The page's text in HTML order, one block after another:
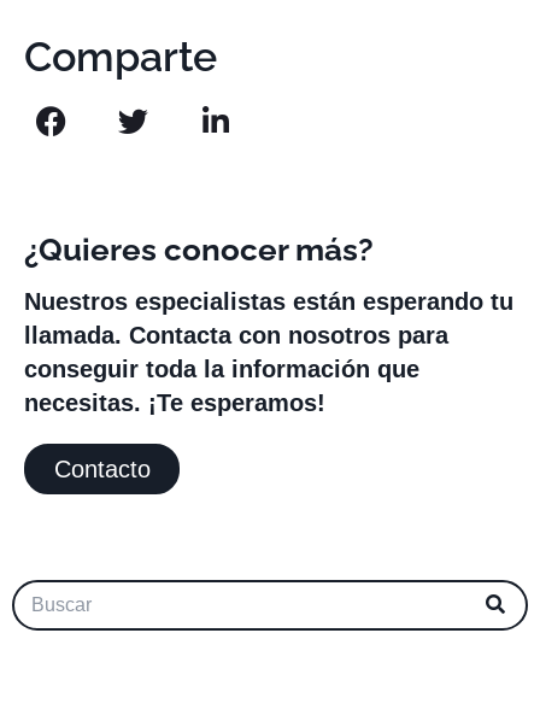
Comparte
¿Quieres conocer más?
Nuestros especialistas están esperando tu
llamada. Contacta con nosotros para
conseguir toda la información que
necesitas. ¡Te esperamos!
Contacto